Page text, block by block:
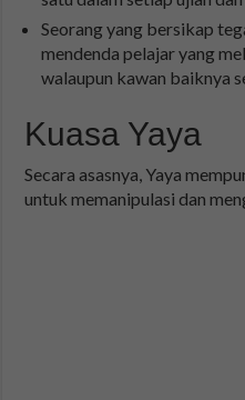
Seorang yang bersikap
mendenda pelajar yang
walaupun kawan baiknya
Kuasa Yaya
Secara asasnya, Yaya
untuk memanipulasi dan